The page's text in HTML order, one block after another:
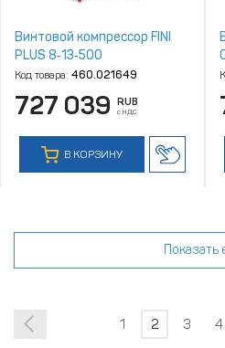
Винтовой компрессор FINI
PLUS 8‑13‑500
Код товара: 460.021649
727 039 RUB
с НДС
В КОРЗИНУ
Показать
1 2 3 4